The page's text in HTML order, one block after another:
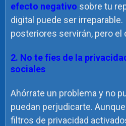
efecto negativo sobre tu
digital puede ser
posteriores servirán, pero el
2. No te fíes de la
sociales
Ahórrate un problema y no
puedan perjudicarte.
filtros de privacidad